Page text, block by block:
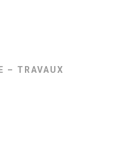
– TRAVAUX